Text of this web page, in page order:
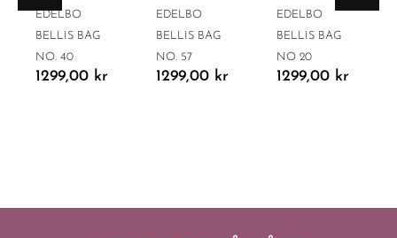
EDELBO
BELLIS BAG
NO. 40
1299,00 kr
EDELBO
BELLIS BAG
NO. 57
1299,00 kr
EDELBO
BELLIS BAG
NO 20
1299,00 kr